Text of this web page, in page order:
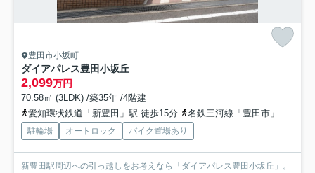
豊田市小坂町
ダイアパレス豊田小坂丘
2,099万円
70.58㎡ (3LDK) /築35年 /4階建
愛知環状鉄道「新豊田」駅 徒歩15分
名鉄三河線「豊田市」駅 徒歩19分
駐輪場 オートロック バイク置場あり
新豊田駅周辺への引っ越しをお考えなら「ダイアパレス豊田小坂丘」。